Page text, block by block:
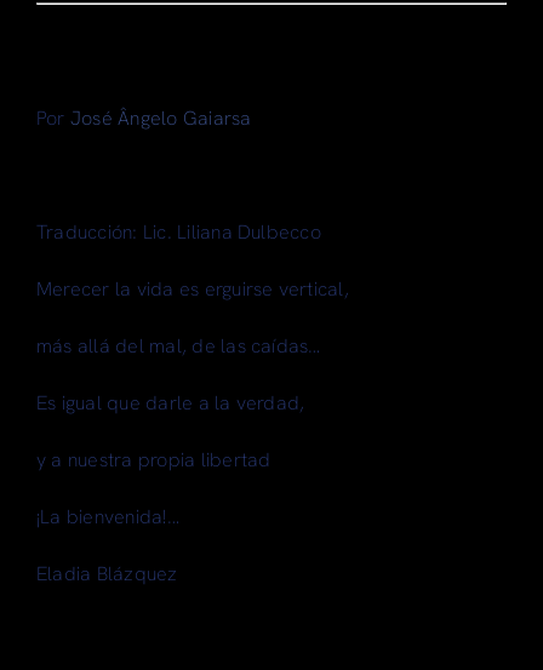
Search
Por José Ângelo Gaiarsa
Traducción: Lic. Liliana Dulbecco
Merecer la vida es erguirse vertical,
más allá del mal, de las caídas…
Es igual que darle a la verdad,
y a nuestra propia libertad
¡La bienvenida!…
Eladia Blázquez